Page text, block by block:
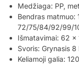
Medžiaga: PP,
Bendras
72/75/84/92/99/
Išmatavimai: 62 x
Svoris: Grynasis 8
Keliamoji galia: